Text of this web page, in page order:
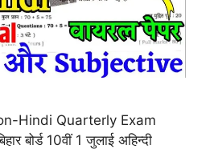
Hindi Quarterly Exam
बोर्ड 10वीं 1 जुलाई अहिन्दी